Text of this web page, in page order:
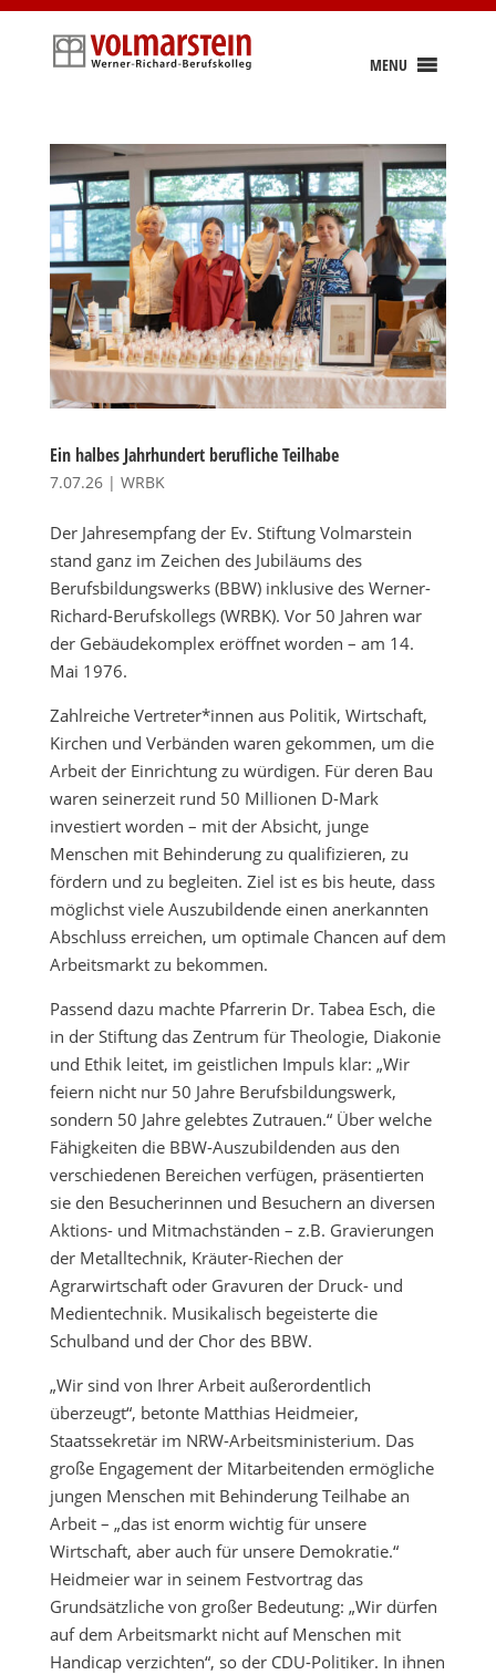
Skip
content
MENU
Ein halbes Jahrhundert berufliche Teilhabe
7.07.26| WRBK
Der Jahresempfang der Ev. Stiftung Volmarstein
stand ganz im Zeichen des Jubiläums des
Berufsbildungswerks (BBW) inklusive des Werner-
Richard-Berufskollegs (WRBK). Vor 50 Jahren war
der Gebäudekomplex eröffnet worden – am 14.
Mai 1976.
Zahlreiche Vertreter*innen aus Politik, Wirtschaft,
Kirchen und Verbänden waren gekommen, um die
Arbeit der Einrichtung zu würdigen. Für deren Bau
waren seinerzeit rund 50 Millionen D-Mark
investiert worden – mit der Absicht, junge
Menschen mit Behinderung zu qualifizieren, zu
fördern und zu begleiten. Ziel ist es bis heute, dass
möglichst viele Auszubildende einen anerkannten
Abschluss erreichen, um optimale Chancen auf dem
Arbeitsmarkt zu bekommen.
Passend dazu machte Pfarrerin Dr. Tabea Esch, die
in der Stiftung das Zentrum für Theologie, Diakonie
und Ethik leitet, im geistlichen Impuls klar: „Wir
feiern nicht nur 50 Jahre Berufsbildungswerk,
sondern 50 Jahre gelebtes Zutrauen.“ Über welche
Fähigkeiten die BBW-Auszubildenden aus den
verschiedenen Bereichen verfügen, präsentierten
sie den Besucherinnen und Besuchern an diversen
Aktions- und Mitmachständen – z.B. Gravierungen
der Metalltechnik, Kräuter-Riechen der
Agrarwirtschaft oder Gravuren der Druck- und
Medientechnik. Musikalisch begeisterte die
Schulband und der Chor des BBW.
„Wir sind von Ihrer Arbeit außerordentlich
überzeugt“, betonte Matthias Heidmeier,
Staatssekretär im NRW-Arbeitsministerium. Das
große Engagement der Mitarbeitenden ermögliche
jungen Menschen mit Behinderung Teilhabe an
Arbeit – „das ist enorm wichtig für unsere
Wirtschaft, aber auch für unsere Demokratie.“
Heidmeier war in seinem Festvortrag das
Grundsätzliche von großer Bedeutung: „Wir dürfen
auf dem Arbeitsmarkt nicht auf Menschen mit
Handicap verzichten“, so der CDU-Politiker. In ihnen